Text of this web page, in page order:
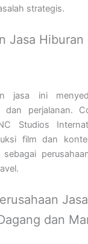
strategis.
Jasa Hiburan
jasa ini
dan perjalanan.
Studios
film dan
sebagai
dan